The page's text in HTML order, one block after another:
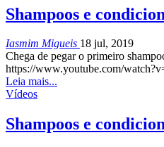
Shampoos e
Iasmim Migueis 18 jul, 2019
Chega de pegar o primeiro
https://www.youtube.com/
Leia mais...
Vídeos
Shampoos e